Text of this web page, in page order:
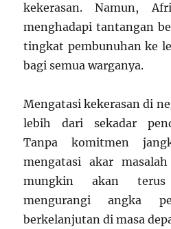
kekerasan. Namun,
menghadapi tantangan
tingkat pembunuhan ke
bagi semua warganya.
Mengatasi kekerasan di
lebih dari sekadar
Tanpa komitmen
mengatasi akar
mungkin akan
mengurangi angka
berkelanjutan di masa